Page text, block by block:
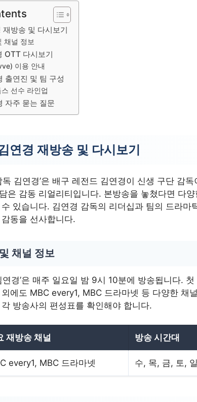
재방송 및 다시보기
채널 정보
OTT 다시보기
이용 안내
출연진 및 팀 구성
선수 라인업
자주 묻는 질문
연경 재방송 및 다시보기
독 김연경’은 배구 레전드 김연경이 신생 구단 감
은 감동 리얼리티입니다. 본방송을 놓쳤다면 다
있습니다. 김연경 감독의 리더십과 팀의 드라마
동을 선사합니다.
채널 정보
연경’은 매주 일요일 밤 9시 10분에 방송됩니다.
에도 MBC every1, MBC 드라마넷 등 다양한 채
방송사의 편성표를 확인해야 합니다.
재방송 채널 방송 시간대
every1, MBC 드라마넷 수, 목, 금, 토,